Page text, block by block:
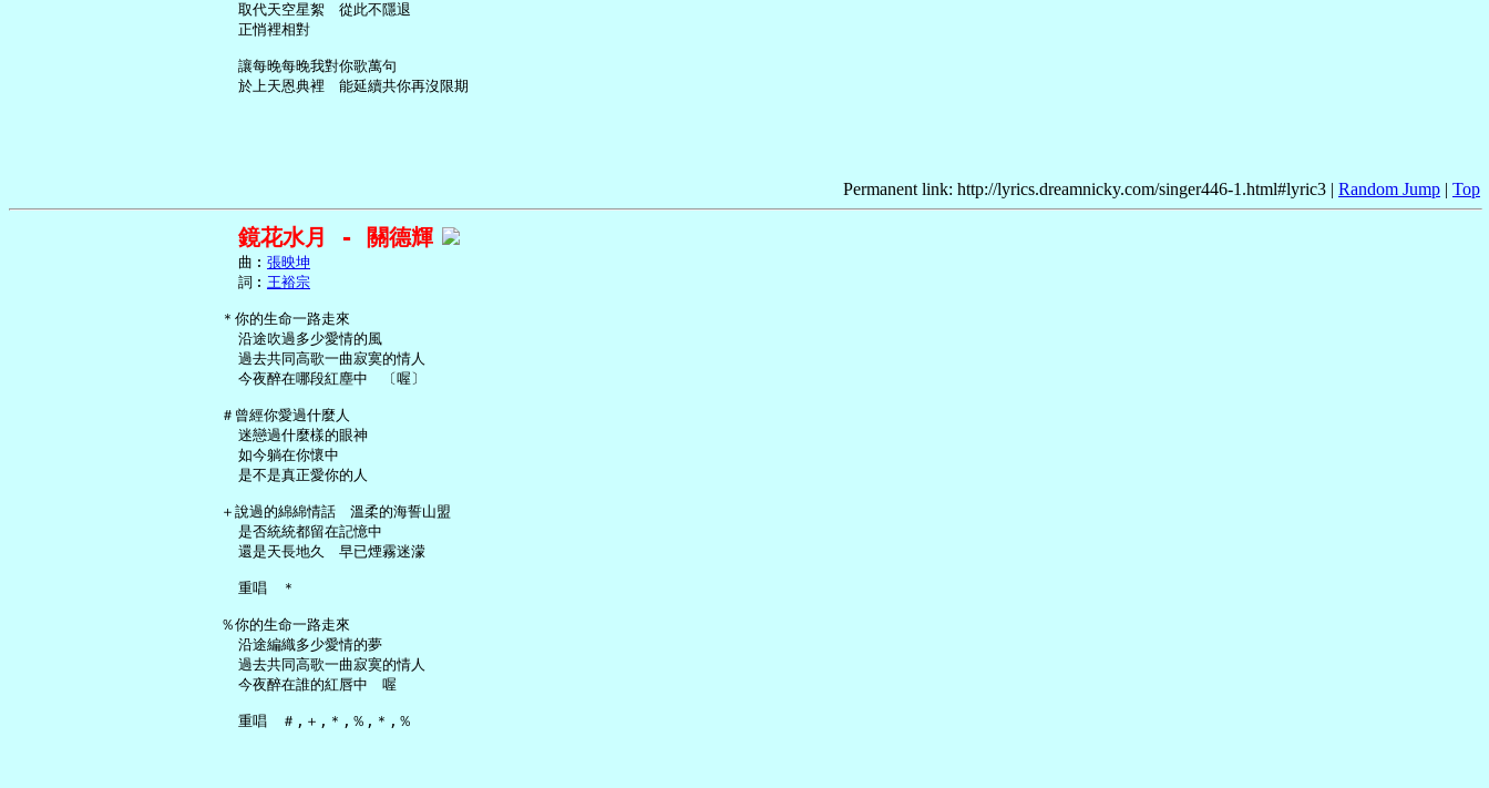
     取代天空星絮　從此不隱退
     正悄裡相對
     讓每晚每晚我對你歌萬句
Permanent link: http://lyrics.dreamnicky.com/singer446-1.html#lyric3 | Random Jump | Top
鏡花水月 - 關德輝
     曲︰
張映坤
     詞︰
王裕宗
   ＊你的生命一路走來
     沿途吹過多少愛情的風
     過去共同高歌一曲寂寞的情人
     今夜醉在哪段紅塵中　〔喔〕
   ＃曾經你愛過什麼人
     迷戀過什麼樣的眼神
     如今躺在你懷中
     是不是真正愛你的人
   ＋說過的綿綿情話　溫柔的海誓山盟
     是否統統都留在記憶中
     還是天長地久　早已煙霧迷濛
     重唱　＊
   ％你的生命一路走來
     沿途編織多少愛情的夢
     過去共同高歌一曲寂寞的情人
     今夜醉在誰的紅唇中　喔